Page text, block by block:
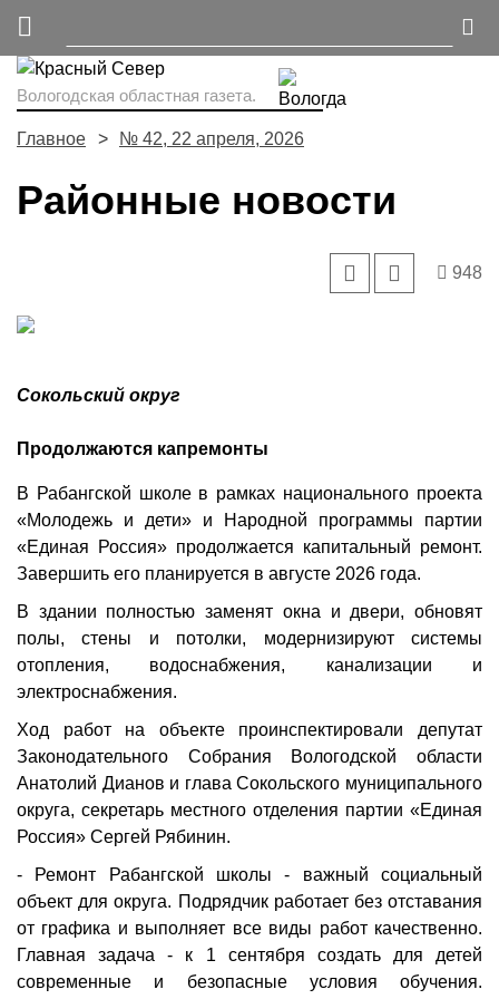
Вологодская областная газета.
Главное № 42, 22 апреля, 2026
Районные новости
948
Сокольский округ
Продолжаются капремонты
В Рабангской школе в рамках национального проекта
«Молодежь и дети» и Народной программы партии
«Единая Россия» продолжается капитальный ремонт.
Завершить его планируется в августе 2026 года.
В здании полностью заменят окна и двери, обновят
полы, стены и потолки, модернизируют системы
отопления, водоснабжения, канализации и
электроснабжения.
Ход работ на объекте проинспектировали депутат
Законодательного Собрания Вологодской области
Анатолий Дианов и глава Сокольского муниципального
округа, секретарь местного отделения партии «Единая
Россия» Сергей Рябинин.
- Ремонт Рабангской школы - важный социальный
объект для округа. Подрядчик работает без отставания
от графика и выполняет все виды работ качественно.
Главная задача - к 1 сентября создать для детей
современные и безопасные условия обучения.